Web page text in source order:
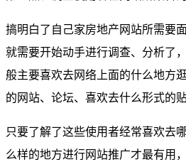
搞明白了自己家房地产网站所需要
就需要开始动手进行调查、分析了
般主要喜欢去网络上面的什么地方
的网站、论坛、喜欢去什么形式的
只要了解了这些使用者经常喜欢去
么样的地方进行网站推广才最有用